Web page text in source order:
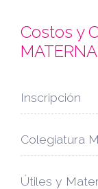
Costos y
Inscripción
Colegiatura
Útiles y